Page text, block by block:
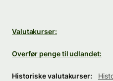
Valutakurser:
Overfør penge til udlandet:
Historiske valutakurser: